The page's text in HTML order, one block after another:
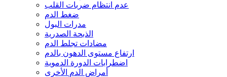
عدم انتظام ضربات القلب
ضغط الدم
مدرات البول
الذبحة الصدرية
مضادات تجلط الدم
ارتفاع مستوى الدهون بالدم
اضطرابات الدورة الدموية
أمراض الدم الأخرى